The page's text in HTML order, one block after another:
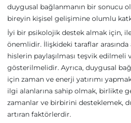
duygusal bağlanmanın bir sonucu
bireyin kişisel gelişimine olumlu
İyi bir psikolojik destek almak için,
önemlidir. İlişkideki taraflar
hislerin paylaşılması teşvik edilmeli
gösterilmelidir. Ayrıca, duygusal
için zaman ve enerji yatırımı
ilgi alanlarına sahip olmak, birlikte
zamanlar ve birbirini desteklemek,
artıran faktörlerdir.